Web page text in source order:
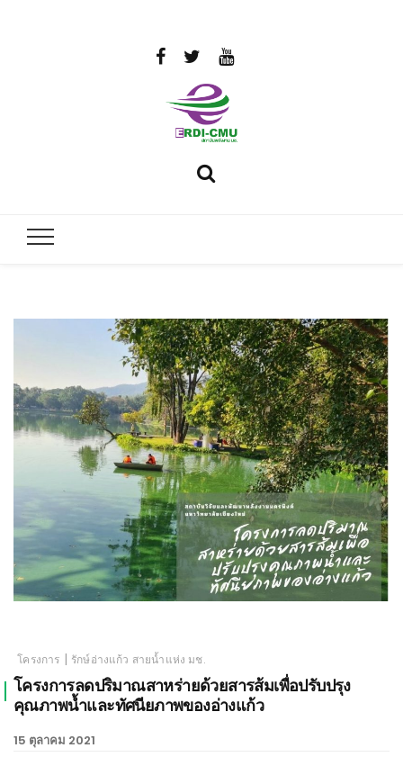
พิงค์
มหาวิทยาลัย
เชียงใหม่
โครงการ | รักษ์อ่างแก้ว สายน้ำแห่ง มช.
โครงการลดปริมาณสาหร่ายด้วยสารส้มเพื่อปรับปรุง
คุณภาพน้ำและทัศนียภาพของอ่างแก้ว
15 ตุลาคม 2021